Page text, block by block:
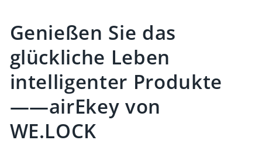
Genießen Sie das
glückliche Leben
intelligenter Produkte
——airEkey von
WE.LOCK